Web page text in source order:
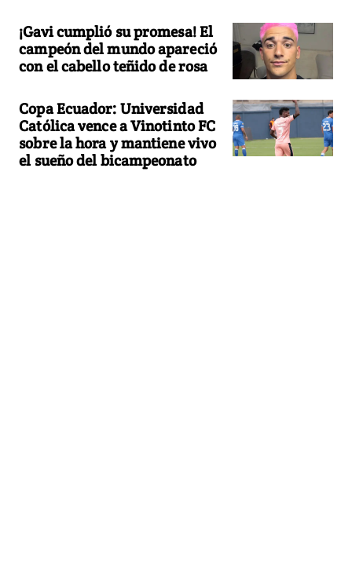
¡Gavi cumplió su promesa! El
campeón del mundo apareció
con el cabello teñido de rosa
Copa Ecuador: Universidad
Católica vence a Vinotinto FC
sobre la hora y mantiene vivo
el sueño del bicampeonato